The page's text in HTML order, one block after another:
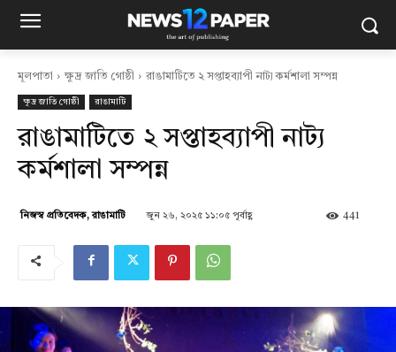
মূলপাতা ক্ষুদ্র জাতি গোষ্ঠী রাঙামাটিতে ২ সপ্তাহব্যাপী নাট্য কর্মশালা সম্পন্ন
ক্ষুদ্র জাতি গোষ্ঠী রাঙামাটি
রাঙামাটিতে ২ সপ্তাহব্যাপী নাট্য
কর্মশালা সম্পন্ন
নিজস্ব প্রতিবেদক, রাঙামাটি জুন ২৬, ২০২৫ ১১:০৫ পূর্বাহ্ণ 441